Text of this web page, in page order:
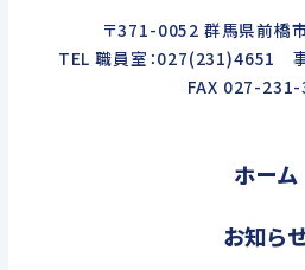
〒371-0052 群馬県前橋
TEL 職員室：027(231)4651
FAX 027-
ホーム
お知ら